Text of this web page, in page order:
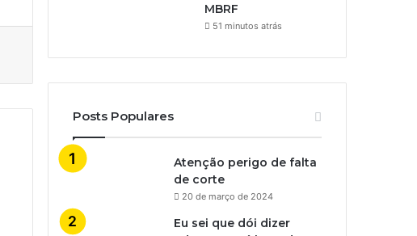
MBRF
51 minutos atrás
Posts Populares
Atenção perigo de falta
de corte
20 de março de 2024
Eu sei que dói dizer